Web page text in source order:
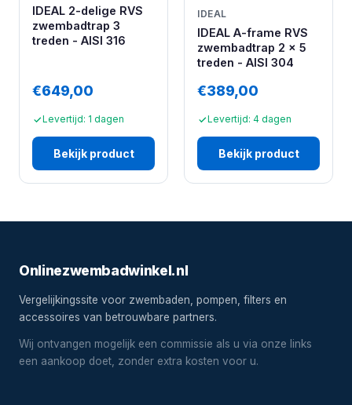
IDEAL 2-delige RVS
zwembadtrap 3
treden - AISI 316
€649,00
Levertijd: 1 dagen
Bekijk product
IDEAL
IDEAL A-frame RVS
zwembadtrap 2 x 5
treden - AISI 304
€389,00
Levertijd: 4 dagen
Bekijk product
Onlinezwembadwinkel.nl
Vergelijkingssite voor zwembaden, pompen, filters en
accessoires van betrouwbare partners.
Wij ontvangen mogelijk een commissie als u via onze links
een aankoop doet, zonder extra kosten voor u.